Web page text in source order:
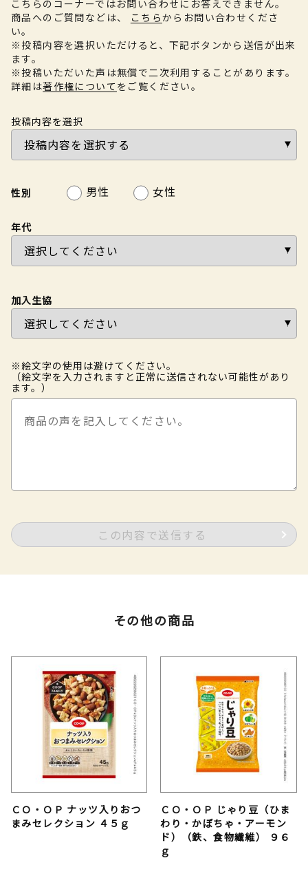
こちらのコーナーではお問い合わせにお答えできません。
商品へのご質問などは、
こちらからお問い合わせくださ
い。
※投稿内容を選択いただけると、下記ボタンから送信が出来
ます。
※投稿いただいた声は無償で二次利用することがあります。
詳細は著作権について をご覧ください。
投稿内容を選択
性別 男性 女性
年代
加入生協
※絵文字の使用は避けてください。
（絵文字を入力されますと正常に送信されない可能性があり
ます。）
この内容で送信する
その他の商品
ＣＯ・ＯＰ ナッツ入りおつ
まみセレクション ４５ｇ
ＣＯ・ＯＰ じゃり豆（ひま
わり・かぼちゃ・アーモン
ド）（鉄、食物繊維） ９６
ｇ